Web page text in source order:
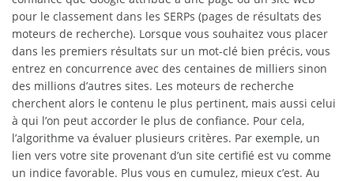
pour le classement dans les SERPs (pages de résultats des
moteurs de recherche). Lorsque vous souhaitez vous placer
dans les premiers résultats sur un mot-clé bien précis, vous
entrez en concurrence avec des centaines de milliers sinon
des millions d’autres sites. Les moteurs de recherche
cherchent alors le contenu le plus pertinent, mais aussi celui
à qui l’on peut accorder le plus de confiance. Pour cela,
l’algorithme va évaluer plusieurs critères. Par exemple, un
lien vers votre site provenant d’un site certifié est vu comme
un indice favorable. Plus vous en cumulez, mieux c’est. Au